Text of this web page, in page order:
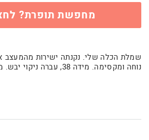
מחפשת תופרת?
שמלת הכלה שלי. נקנתה ישירות מהמעצב
נוחה ומקסימה. מידה 38, עברה ניקוי יבש. מוזמנות להתקשר